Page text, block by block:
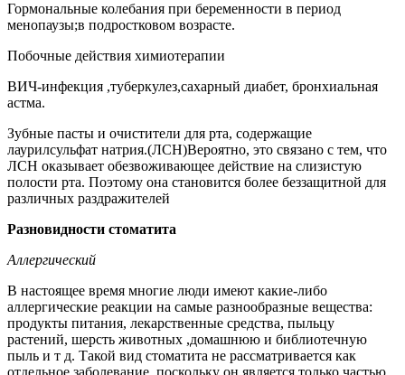
Гормональные колебания при беременности в период
менопаузы;в подростковом возрасте.
Побочные действия химиотерапии
ВИЧ-инфекция ,туберкулез,сахарный диабет, бронхиальная
астма.
Зубные пасты и очистители для рта, содержащие
лаурилсульфат натрия.(ЛСН)Вероятно, это связано с тем, что
ЛСН оказывает обезвоживающее действие на слизистую
полости рта. Поэтому она становится более беззащитной для
различных раздражителей
Разновидности стоматита
Аллергический
В настоящее время многие люди имеют какие-либо
аллергические реакции на самые разнообразные вещества:
продукты питания, лекарственные средства, пыльцу
растений, шерсть животных ,домашнюю и библиотечную
пыль и т д. Такой вид стоматита не рассматривается как